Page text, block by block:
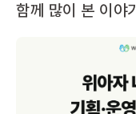
함께 많이 본 이야기